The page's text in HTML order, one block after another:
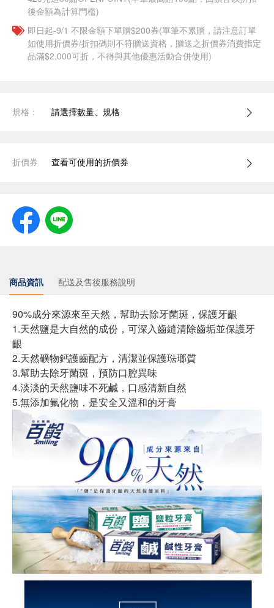
後金額為計算門檻)
即日起-9/1 不限金額下單贈$200券(單筆不累贈，請注意訂單
如使用折價券/折扣碼則不符贈送資格，贈送之折價券消費指定
品滿$2,000可折，不得與其他優惠活動合併使用)
規格： 請選擇數量、規格
折價券 查看可使用的折價券
商品資訊 配送及售後服務說明
90%成分來源來至天然，幫助去除牙菌斑，保護牙齦
1.天然鹽是大自然的成份，可深入齒縫清除齒垢並保護牙
齦
2.天然礦物鈣護齒配方，清潔並保護琺瑯質
3.幫助去除牙菌斑，預防口腔異味
4.淡淡的天然鹽味不死鹹，口感清新自然
5.無添加氟化物，是安全又溫和的牙膏